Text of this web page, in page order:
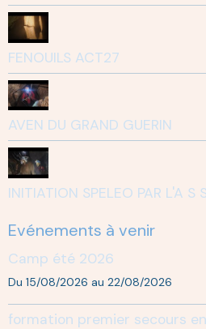
FENOUILS ACT27
AVEN DU GRAND GUERIN
INITIATION SPELEO PAR L'A S
Evénements à venir
Camp été 2026
Du 15/08/2026 au 22/08/2026
formation premier secours